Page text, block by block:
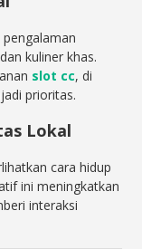
kuliner khas.
slot cc, di
prioritas.
Lokal
cara hidup
ini meningkatkan
interaksi